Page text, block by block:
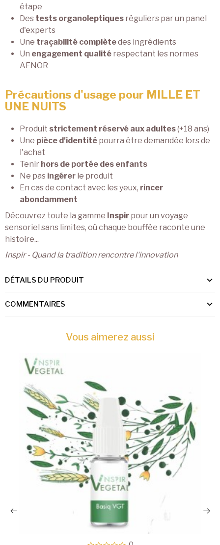
étape
Des tests organoleptiques réguliers par un panel
d'experts
Une traçabilité complètedes ingrédients
Un engagement qualité respectant les normes
AFNOR
Précautions d'usage pour MILLE ET
UNE NUITS
Produit strictement réservé aux adultes(+18 ans)
Une pièce d'identité pourra être demandée lors de
l'achat
Tenir hors de portée des enfants
Ne pas ingérer le produit
En cas de contact avec les yeux, rincer
abondamment
Découvrez toute la gamme Inspir pour un voyage
sensoriel sans limites, où chaque bouffée raconte une
histoire...
Inspir - Quand la tradition rencontre l'innovation
DÉTAILS DU PRODUIT
COMMENTAIRES
Vous aimerez aussi